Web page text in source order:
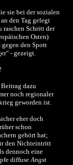
sie bei der sozialen
den Tag gelegt
raschen Schritt der
Osten)
gegen den Spott
- gezeigt.
dazu
noch regionaler
geworden ist.
eher doch
schon
gehört hat;
den Nichteintritt
dennoch eine
diffuseAngst